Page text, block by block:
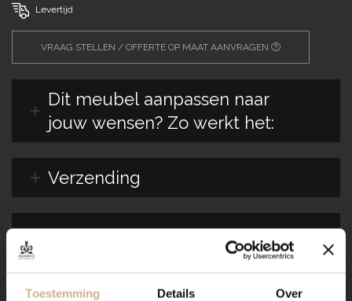
Toestemming Details Over
Levertijd
VRAAG STELLEN / OFFERTE OP MAAT AANVRAGEN
Dit meubel aanpassen naar
jouw wensen? Zo werkt het:
Verzending